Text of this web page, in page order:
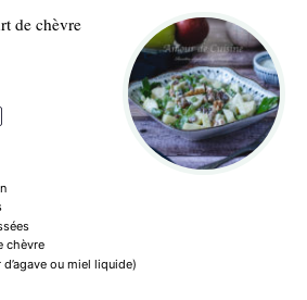
de chèvre
chèvre
ou miel liquide)